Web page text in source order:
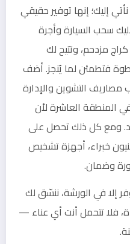
إليك؛ إنها توفير حقيقي
سحب السيارة وأجرة
مزدحم، وتتيح لك
فتطمئن لما يُنجز. أضف
مصاريف التشوين والإدارة
المنطقة العاشرة لأن
ومع كل ذلك تحصل على
خبراء، أجهزة تشخيص
وضمان.
إلا في الورشة، ننسّق لك
فلا تتحمل أنت أي عناء —